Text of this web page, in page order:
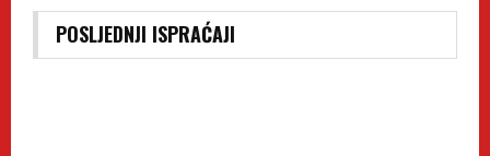
POSLJEDNJI ISPRAĆAJI